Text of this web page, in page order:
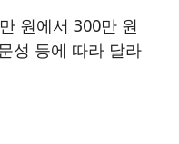
원에서 300만 원
성 등에 따라 달라